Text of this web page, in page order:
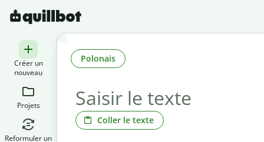
Créer un
nouveau
Projets
Reformuler un
Coller le texte
Polonais